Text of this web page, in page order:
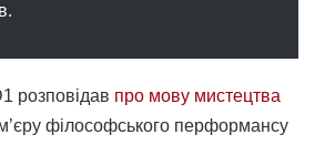
розповідав про мову мистецтва
філософського перформансу